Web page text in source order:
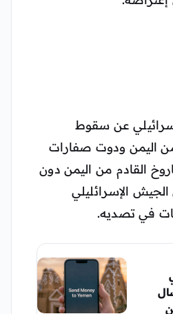
عن سقوط
اليمن ودوت صفارات
القادم من اليمن دون
الإسرائليلي
في تصديه.